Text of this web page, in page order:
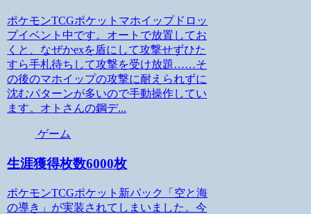
ポケモンTCGポケットマホイップドロッ
プイベント中です。オートで放置してお
くと、なぜかexを盾にして攻撃せずひた
すら手札待ちして攻撃を受け放題……そ
の後のマホイップの攻撃に耐えられずに
沈むパターンが多いので手動操作してい
ます。オトさんの鋼デ...
ゲーム
生涯獲得枚数6000枚
ポケモンTCGポケット新パック「空と海
の導き」が実装されてしまいました。今